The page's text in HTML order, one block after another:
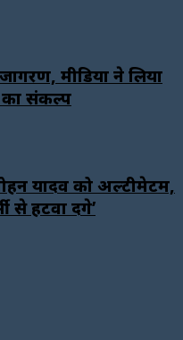
मीडिया ने लिया
का संकल्प
यादव को अल्टीमेटम,
से हटवा देंगे’